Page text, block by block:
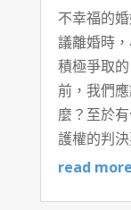
不幸福的
議離婚時
積極爭取
前，我們
麼？至於
護權的判
read more